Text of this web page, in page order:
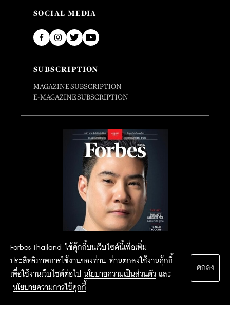
Forbes Thailand ใช้คุ้กกี้บนเว็บไซต์นี้เพื่อเพิ่ม
ประสิทธิภาพการใช้งานของท่าน ท่านตกลงใช้งานคุ้กกี้
เพื่อใช้งานเว็บไซต์ต่อไป นโยบายความเป็นส่วนตัว และ
นโยบายความการใช้คุกกี้
ตกลง
SOCIAL MEDIA
SUBSCRIPTION
MAGAZINE SUBSCRIPTION
E-MAGAZINE SUBSCRIPTION
2015 Forbesthailand.com ALL RIGHTS RESERVED